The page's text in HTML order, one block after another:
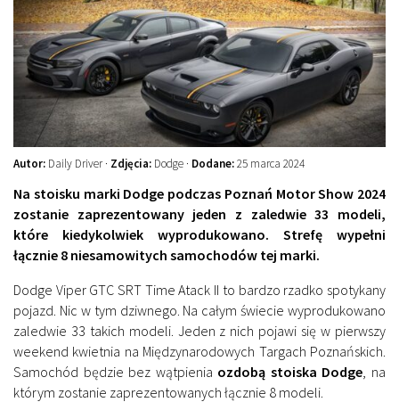
Przelicznik mocy
Auto z niemiec
Galerie
Autor: Daily Driver · Zdjęcia: Dodge · Dodane:25 marca 2024
Na stoisku marki Dodge podczas Poznań Motor Show 2024
zostanie zaprezentowany jeden z zaledwie 33 modeli,
które kiedykolwiek wyprodukowano. Strefę wypełni
łącznie 8 niesamowitych samochodów tej marki.
Dodge Viper GTC SRT Time Atack II to bardzo rzadko spotykany
pojazd. Nic w tym dziwnego. Na całym świecie wyprodukowano
zaledwie 33 takich modeli. Jeden z nich pojawi się w pierwszy
weekend kwietnia na Międzynarodowych Targach Poznańskich.
Samochód będzie bez wątpienia ozdobą stoiska Dodge , na
którym zostanie zaprezentowanych łącznie 8 modeli.